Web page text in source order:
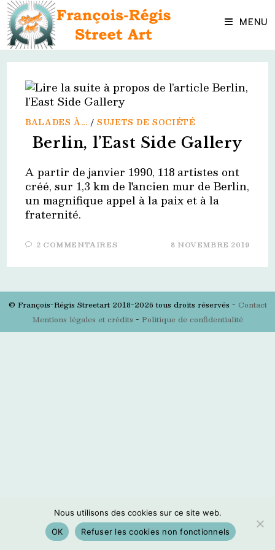
Skip
content MENU
BALADES À... /SUJETS DE SOCIÉTÉ
Berlin, l’East Side Gallery
A partir de janvier 1990, 118 artistes ont
créé, sur 1,3 km de l'ancien mur de Berlin,
un magnifique appel à la paix et à la
fraternité.
2 COMMENTAIRES 8 NOVEMBRE 2019
© François-Régis Streetart 2018-2026 tous droits réservés - Contact
Mentions légales et crédits - Politique de confidentialité
Nous utilisons des cookies sur ce site web.
OK
Refuser les cookies non fonctionnels